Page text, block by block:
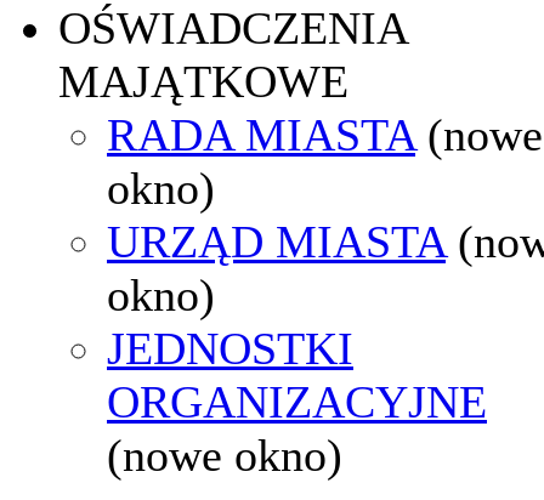
OŚWIADCZENIA
MAJĄTKOWE
RADA MIASTA (nowe
okno)
URZĄD MIASTA
okno)
JEDNOSTKI
ORGANIZACYJNE
(nowe okno)